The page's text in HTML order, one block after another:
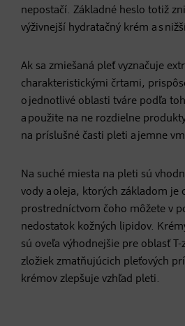
nepostačí. Základné heslo totiž
výživnejší hydratačný krém a s
Ak sa zmiešaná pleť vyznačuje
charakteristickými črtami,
o jednotlivé oblasti tváre podľa
a použite na ne rozdielne
na príslušné časti pleti a jemne
Na suché miesta na pleti sú
vody a oleja, ktorých základom je
prostredníctvom čoho môžete v
nedostatok kožných lipidov.
sú oveľa výhodnejšie pre oblasť T-
zložiek zmatňujúcich pleťových
krémov zlepšuje vzhľad pleti.